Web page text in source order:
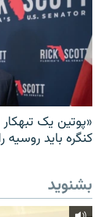
«پوتین یک
کنگره باید روسیه
بشنوید